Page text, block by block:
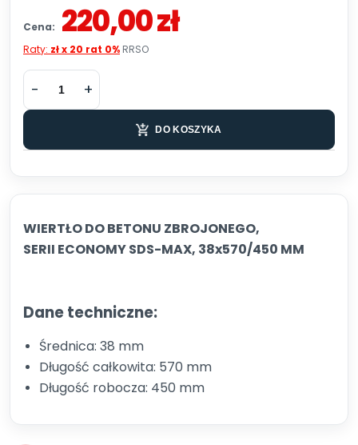
Cena: 220,00 zł
Raty: zł x 20 rat 0% RRSO
DO KOSZYKA
WIERTŁO DO BETONU ZBROJONEGO,
SERII ECONOMY SDS-MAX, 38x570/450 MM
Dane techniczne:
Średnica: 38 mm
Długość całkowita: 570 mm
Długość robocza: 450 mm